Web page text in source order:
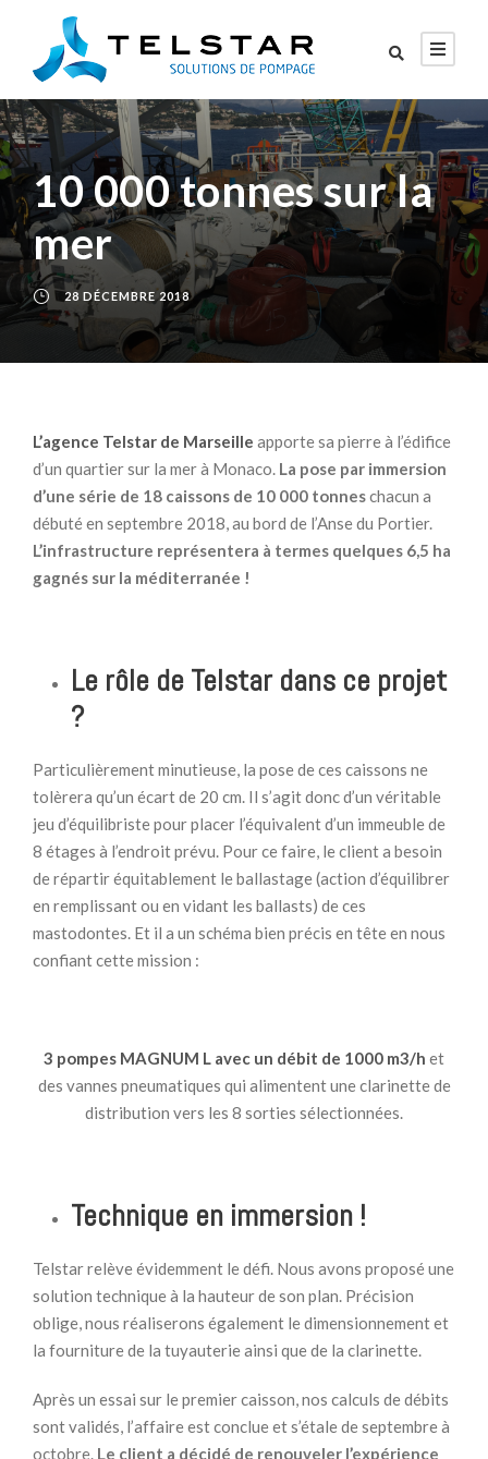
10 000 tonnes sur la
mer
28 DÉCEMBRE 2018
L’agence Telstar de Marseille apporte sa pierre à l’édifice
d’un quartier sur la mer à Monaco. La pose par immersion
d’une série de 18 caissons de 10 000 tonneschacun a
débuté en septembre 2018, au bord de l’Anse du Portier.
L’infrastructure représentera à termes quelques 6,5 ha
gagnés sur la méditerranée !
Le rôle de Telstar dans ce projet
?
Particulièrement minutieuse, la pose de ces caissons ne
tolèrera qu’un écart de 20 cm. Il s’agit donc d’un véritable
jeu d’équilibriste pour placer l’équivalent d’un immeuble de
8 étages à l’endroit prévu. Pour ce faire, le client a besoin
de répartir équitablement le ballastage (action d’équilibrer
en remplissant ou en vidant les ballasts) de ces
mastodontes. Et il a un schéma bien précis en tête en nous
confiant cette mission :
3 pompes MAGNUM L avec un débit de 1000 m3/h et
des vannes pneumatiques qui alimentent une clarinette de
distribution vers les 8 sorties sélectionnées.
Technique en immersion !
Telstar relève évidemment le défi. Nous avons proposé une
solution technique à la hauteur de son plan. Précision
oblige, nous réaliserons également le dimensionnement et
la fourniture de la tuyauterie ainsi que de la clarinette.
Après un essai sur le premier caisson, nos calculs de débits
sont validés, l’affaire est conclue et s’étale de septembre à
octobre. Le client a décidé de renouveler l’expérience